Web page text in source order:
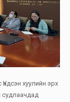
хуулийн эрх
судлаачдад